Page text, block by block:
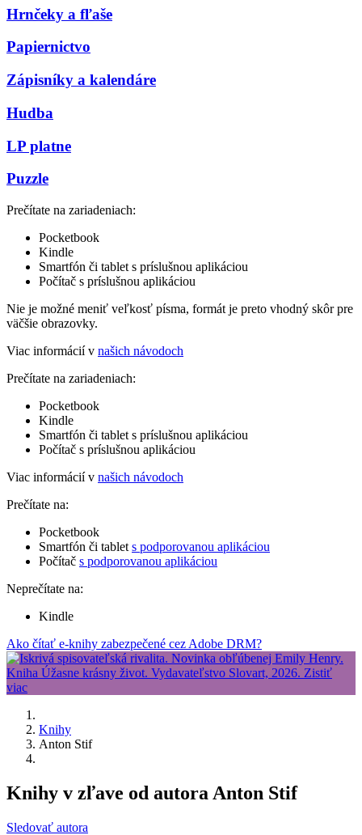
Hrnčeky a fľaše
Papiernictvo
Zápisníky a kalendáre
Hudba
LP platne
Puzzle
Prečítate na zariadeniach:
Pocketbook
Kindle
Smartfón či tablet s príslušnou aplikáciou
Počítač s príslušnou aplikáciou
Nie je možné meniť veľkosť písma, formát je preto vhodný skôr pre
väčšie obrazovky.
Viac informácií v našich návodoch
Prečítate na zariadeniach:
Pocketbook
Kindle
Smartfón či tablet s príslušnou aplikáciou
Počítač s príslušnou aplikáciou
Viac informácií v našich návodoch
Prečítate na:
Pocketbook
Smartfón či tablet s podporovanou aplikáciou
Počítač s podporovanou aplikáciou
Neprečítate na:
Kindle
Ako čítať e-knihy zabezpečené cez Adobe DRM?
Knihy
Anton Stif
Knihy v zľave od autora Anton Stif
Sledovať autora